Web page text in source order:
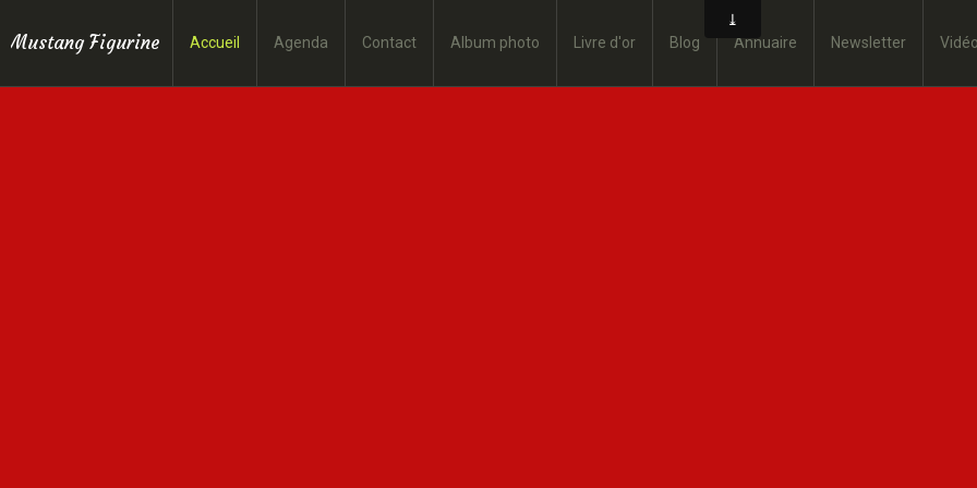
Mustang Figurine Accueil Agenda Contact Album photo Livre d'or Blog Annuaire Newsletter